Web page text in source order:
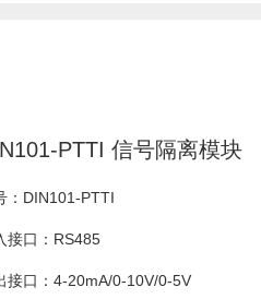
PTTI 信号隔离模块
：DIN101-PTTI
接口：RS485
接口：4-20mA/0-10V/0-5V